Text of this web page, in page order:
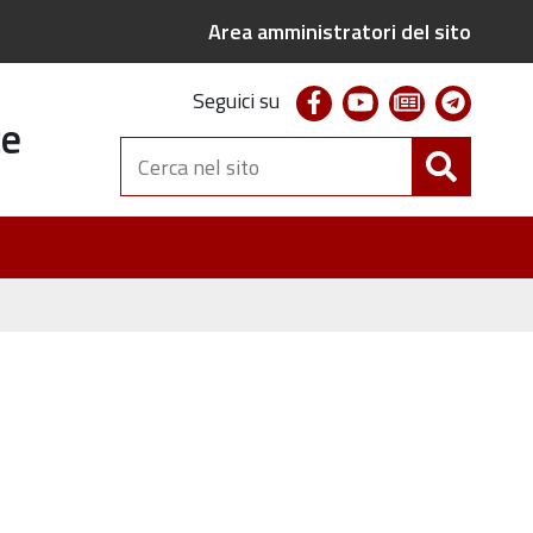
Area amministratori del sito
Seguici su facebookyoutubenewsletter
Cerca
nel
sito